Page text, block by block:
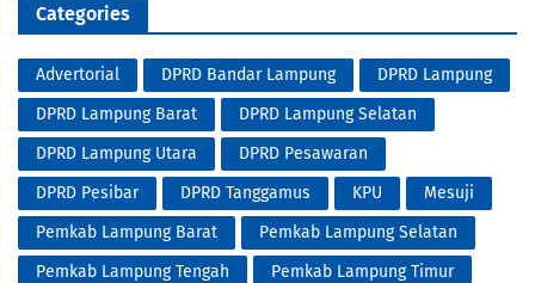
Categories
Advertorial DPRD Bandar Lampung
DPRD Lampung
DPRD Lampung Barat
DPRD Lampung Selatan
DPRD Lampung Utara
DPRD Pesawaran
DPRD Pesibar
DPRD Tanggamus KPU
Mesuji
Pemkab Lampung Barat
Pemkab Lampung Selatan
Pemkab Lampung Tengah
Pemkab Lampung Timur